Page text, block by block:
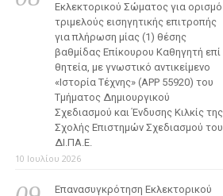
Εκλεκτορικού Σώματος για ορισμό
τριμελούς εισηγητικής επιτροπής
για πλήρωση μίας (1) θέσης
βαθμίδας Επίκουρου Καθηγητή επί
θητεία, με γνωστικό αντικείμενο
«Ιστορία Τέχνης» (ΑΡΡ 55920) του
Τμήματος Δημιουργικού
Σχεδιασμού και Ένδυσης Κιλκίς της
Σχολής Επιστημών Σχεδιασμού του
ΔΙ.ΠΑ.Ε.
10 Ιουλίου 2026
Επανασυγκρότηση Εκλεκτορικού